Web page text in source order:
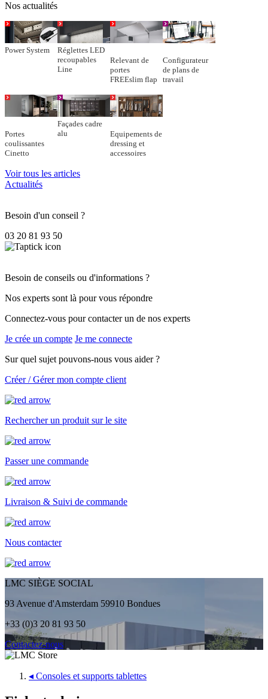
Nos actualités
Power System
Réglettes LED
recoupables
Line
Relevant de
portes
FREEslim flap
Configurateur
de plans de
travail
Portes
coulissantes
Cinetto
Façades cadre
alu
Equipements de
dressing et
accessoires
Voir tous les articles
Actualités
Besoin d'un conseil ?
03 20 81 93 50
Besoin de conseils ou d'informations ?
Nos experts sont là pour vous répondre
Connectez-vous pour contacter un de nos experts
Je crée un compte Je me connecte
Sur quel sujet pouvons-nous vous aider ?
Créer / Gérer mon compte client
Rechercher un produit sur le site
Passer une commande
Livraison & Suivi de commande
Nous contacter
LMC SIÈGE SOCIAL
93 Avenue d'Amsterdam 59910 Bondues
+33 (0)3 20 81 93 50
Contactez-nous
◂ Consoles et supports tablettes